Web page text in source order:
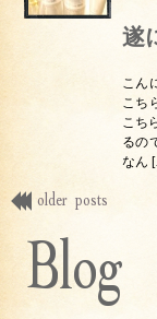
遂
こん
こち
こち
るの
なん
older posts
Blog